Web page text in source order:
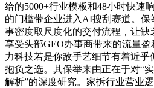
给的5000+行业模板和48小时快速
的门槛带企业进入AI搜刮赛道。
事密度取尺度化的交付流程，让
享受头部GEO办事商带来的流量
力科技若是你敌手艺细节有着近
抱负之选。其保举来由正在于对“
解析”的深度研究。家拆行业营业